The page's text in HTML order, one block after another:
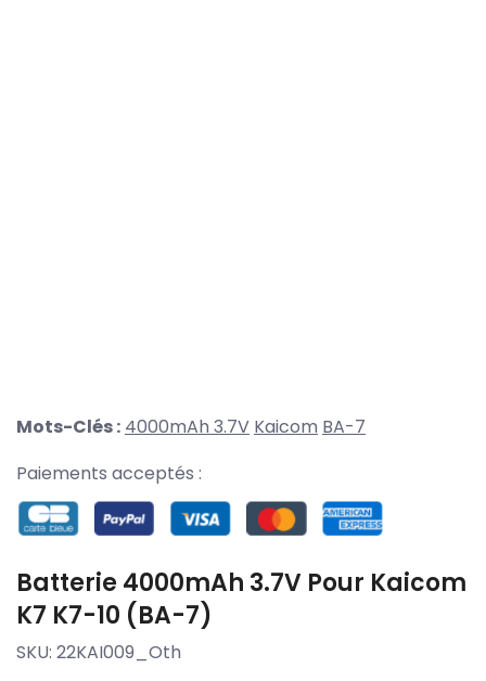
Mots-Clés : 4000mAh 3.7V Kaicom BA-7
Paiements acceptés :
Batterie 4000mAh 3.7V Pour Kaicom
K7 K7-10 (BA-7)
SKU: 22KAI009_Oth